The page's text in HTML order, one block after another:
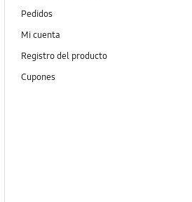
Pedidos
Mi cuenta
Registro del producto
Cupones